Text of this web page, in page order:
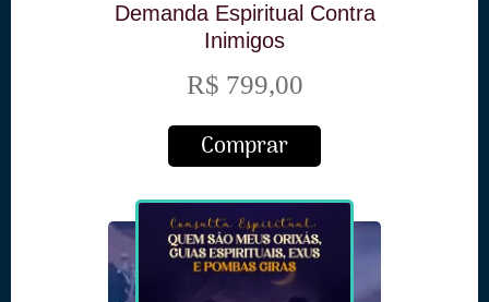
Demanda Espiritual Contra
Inimigos
R$ 799,00
Comprar